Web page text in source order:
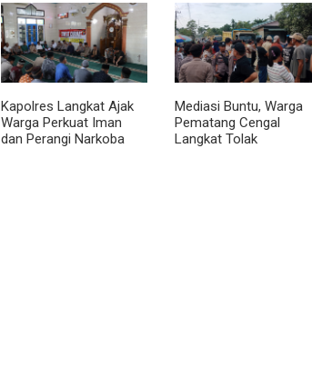
Kapolres Langkat Ajak
Warga Perkuat Iman
dan Perangi Narkoba
Mediasi Buntu, Warga
Pematang Cengal
Langkat Tolak